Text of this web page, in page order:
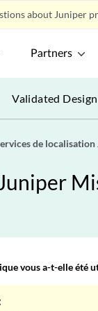
about Juniper
Partners
Validated
de
vous a-t-elle été